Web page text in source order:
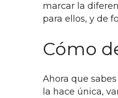
marcar la
para ellos, y de
Cómo
Ahora que
la hace única,